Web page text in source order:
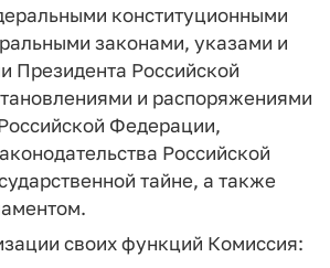
конституционными
законами, указами и
Президента Российской
и распоряжениями
Федерации,
Российской
тайне, а также
своих функций Комиссия: